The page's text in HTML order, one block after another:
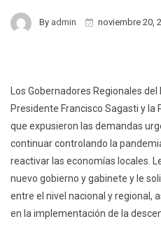
By admin noviembre 20,
Los Gobernadores Regionales
Presidente Francisco Sagasti y la
que expusieron las demandas
continuar controlando la
reactivar las economías locales.
nuevo gobierno y gabinete y le
entre el nivel nacional y regional,
en la implementación de la